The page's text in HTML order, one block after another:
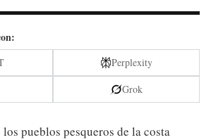
Perplexity
Grok
pueblos pesqueros de la costa